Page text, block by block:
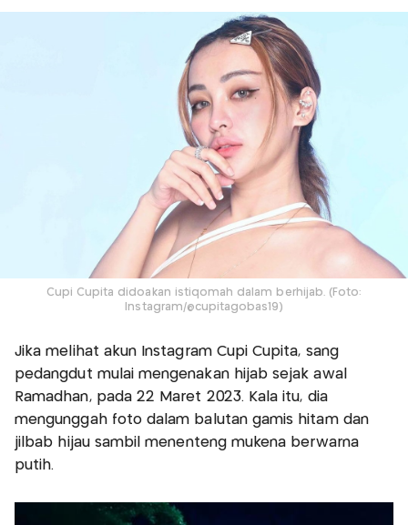
Cupi Cupita didoakan istiqomah dalam berhijab. (Foto:
Instagram/@cupitagobas19)
Jika melihat akun Instagram Cupi Cupita, sang
pedangdut mulai mengenakan hijab sejak awal
Ramadhan, pada 22 Maret 2023. Kala itu, dia
mengunggah foto dalam balutan gamis hitam dan
jilbab hijau sambil menenteng mukena berwarna
putih.